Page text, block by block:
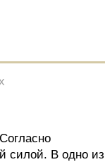
силой. В одно из